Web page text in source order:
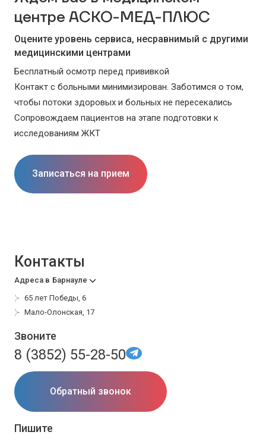
центре АСКО-МЕД-ПЛЮС
Оцените уровень сервиса, несравнимый с другими
медицинскими центрами
Бесплатный осмотр перед прививкой
Контакт с больными минимизирован. Заботимся о том,
чтобы потоки здоровых и больных не пересекались
Сопровождаем пациентов на этапе подготовки к
исследованиям ЖКТ
Записаться на прием
Контакты
Адреса в Барнауле
65 лет Победы, 6
Мало-Олонская, 17
Звоните
8 (3852) 55-28-50
Обратный звонок
Пишите